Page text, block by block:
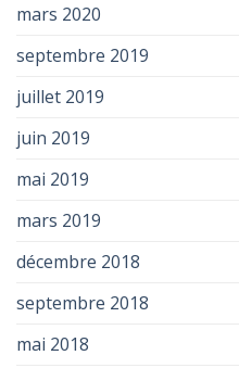
mars 2020
septembre 2019
juillet 2019
juin 2019
mai 2019
mars 2019
décembre 2018
septembre 2018
mai 2018